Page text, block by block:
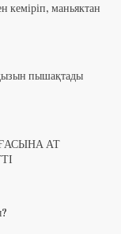
кеміріп, маньяктан
пышақтады
АТ